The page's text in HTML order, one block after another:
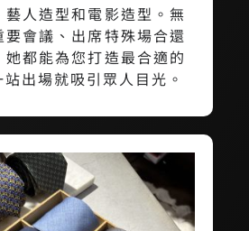
人造型和電影造型。無
會議、出席特殊場合還
都能為您打造最合適的
出場就吸引眾人目光。